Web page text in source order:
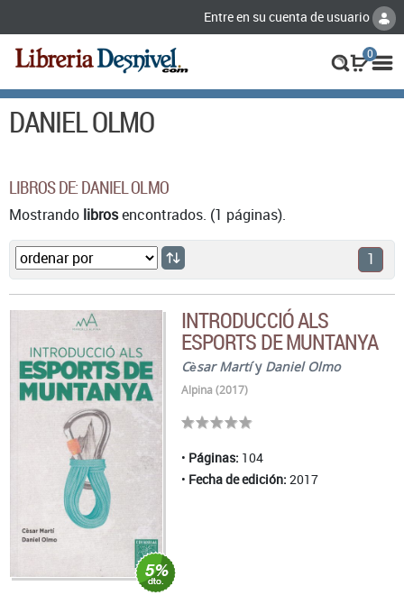
Entre en su cuenta de usuario
0
DANIEL OLMO
LIBROS DE: DANIEL OLMO
Mostrando librosencontrados. (1 páginas).
1
INTRODUCCIÓ ALS
ESPORTS DE MUNTANYA
Cèsar Martíy Daniel Olmo
Alpina (2017)
Páginas: 104
Fecha de edición: 2017